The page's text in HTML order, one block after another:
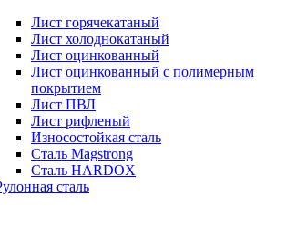
Лист горячекатаный
Лист холоднокатаный
Лист оцинкованный
Лист оцинкованный с полимерным
покрытием
Лист ПВЛ
Лист рифленый
Износостойкая сталь
Сталь Magstrong
Сталь HARDOX
сталь